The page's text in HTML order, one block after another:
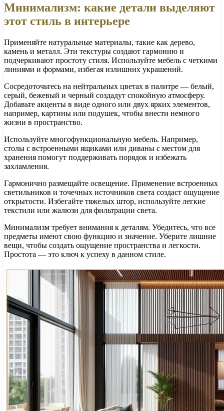
Минимализм: какие детали выделяют
этот стиль в интерьере
Применяйте натуральные материалы, такие как дерево,
камень и металл. Эти текстуры создают гармонию и
подчеркивают простоту стиля. Используйте мебель с четкими
линиями и формами, избегая излишних украшений.
Сосредоточьтесь на нейтральных цветах в палитре — белый,
серый, бежевый и черный создадут спокойную атмосферу.
Добавьте акценты в виде одного или двух ярких элементов,
например, картины или подушек, чтобы внести немного
жизни в пространство.
Используйте многофункциональную мебель. Например,
столы с встроенными ящиками или диваны с местом для
хранения помогут поддерживать порядок и избежать
захламления.
Гармонично размещайте освещение. Применение встроенных
светильников и точечных источников света создаст ощущение
открытости. Избегайте тяжелых штор, используйте легкие
текстили или жалюзи для фильтрации света.
Минимализм требует внимания к деталям. Убедитесь, что все
предметы имеют свою функцию и значение. Уберите лишние
вещи, чтобы создать ощущение пространства и легкости.
Простота — это ключ к успеху в данном стиле.